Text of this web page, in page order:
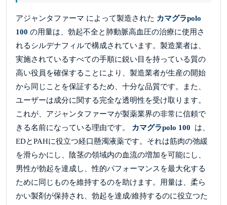
アジャンタファーマ によって製造された カマグラpolo
100 の用量は、勃起不全と肺動脈高血圧の治療に使用さ
れるシルデナフィルで構成されています。製造業者は、
実施されているすべての手順に鋭い目を持っている質の
高い役員を確保することにより、製造業者が生産の開始
から同じことを保証するため、十分な品質です。また、
ユーザーは成分に関する完全な透明性を受け取ります。
これが、アジャンタファーマが製薬業界の非常に信頼で
きる名前になっている理由です。
カマグラpolo 100 は、
EDとPAHに役立つ経口懸濁液薬です。それは筋肉の弛緩
を滑らかにし、陰茎の領域内の血流の増加を可能にし、
男性が勃起を達成し、性的パフォーマンスを最大化する
ために同じものを維持するのを助けます。用量は、柔ら
かい製剤が保持され、勃起を達成/維持するのに役立つた